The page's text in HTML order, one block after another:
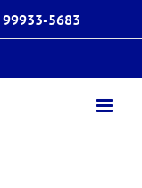
99933-5683